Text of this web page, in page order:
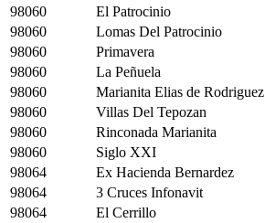
98060
El Patrocinio
98060
Lomas Del Patrocinio
98060
Primavera
98060
La Peñuela
98060
Marianita Elias de Rodriguez
98060
Villas Del Tepozan
98060
Rinconada Marianita
98060
Siglo XXI
98064
Ex Hacienda Bernardez
98064
3 Cruces Infonavit
98064
El Cerrillo